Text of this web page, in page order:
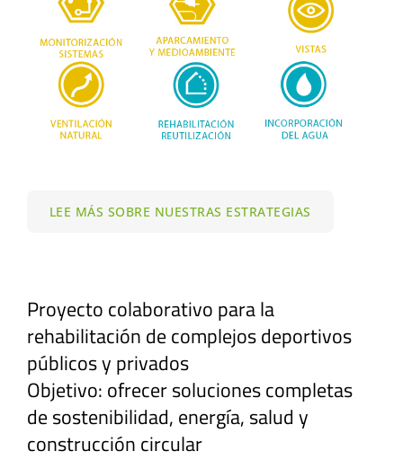
LEE MÁS SOBRE NUESTRAS ESTRATEGIAS
Proyecto colaborativo para la
rehabilitación de complejos deportivos
públicos y privados
Objetivo: ofrecer soluciones completas
de sostenibilidad, energía, salud y
construcción circular